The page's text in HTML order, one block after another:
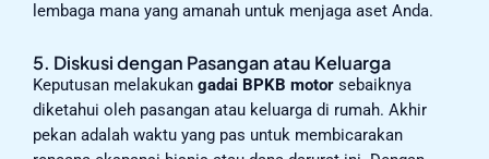
lembaga mana yang amanah untuk menjaga aset Anda.
5. Diskusi dengan Pasangan atau Keluarga
Keputusan melakukan gadai BPKB motor sebaiknya
diketahui oleh pasangan atau keluarga di rumah. Akhir
pekan adalah waktu yang pas untuk membicarakan